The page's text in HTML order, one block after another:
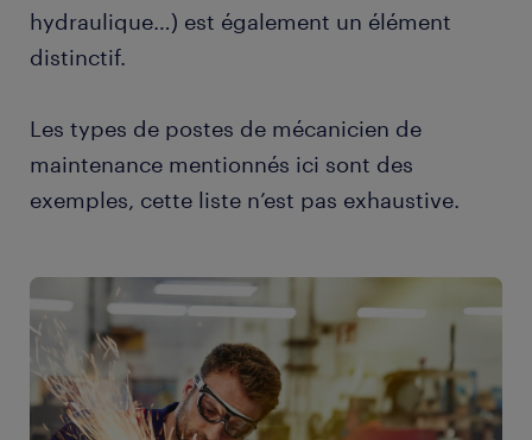
hydraulique…) est également un élément
distinctif.
Les types de postes de mécanicien de
maintenance mentionnés ici sont des
exemples, cette liste n’est pas exhaustive.